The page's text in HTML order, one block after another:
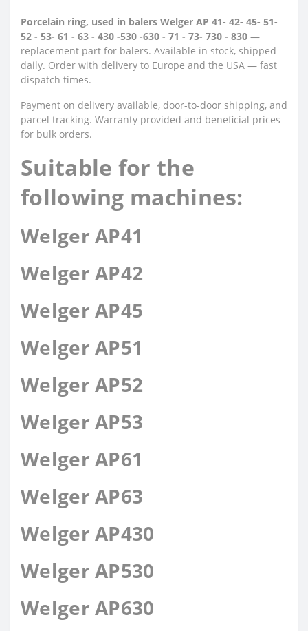
Porcelain ring, used in balers Welger AP 41- 42- 45- 51-
52 - 53- 61 - 63 - 430 -530 -630 - 71 - 73- 730 - 830 —
replacement part for balers. Available in stock, shipped
daily. Order with delivery to Europe and the USA — fast
dispatch times.
Payment on delivery available, door-to-door shipping, and
parcel tracking. Warranty provided and beneficial prices
for bulk orders.
Suitable for the
following machines:
Welger AP41
Welger AP42
Welger AP45
Welger AP51
Welger AP52
Welger AP53
Welger AP61
Welger AP63
Welger AP430
Welger AP530
Welger AP630